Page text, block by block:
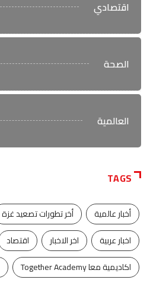
اقتصادي
الصحة
العالمية
TAGS
أخبار عالمية أخر تطورات تصعيد غزة
اخبار عربية
اخر الاخبار
اقتصاد
اكاديمية معا Together Academy